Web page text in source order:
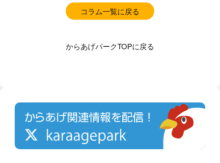
コラム一覧に戻る
からあげパークTOPに戻る